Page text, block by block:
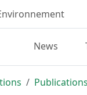
News
Publications